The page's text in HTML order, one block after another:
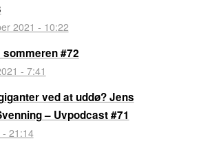
2021 - 10:22
sommeren #72
- 7:41
ved at uddø? Jens
– Uvpodcast #71
21:14